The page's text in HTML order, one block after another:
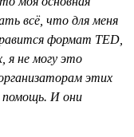
всё, что для меня
формат TED,
я не могу это
этих
помощь. И они